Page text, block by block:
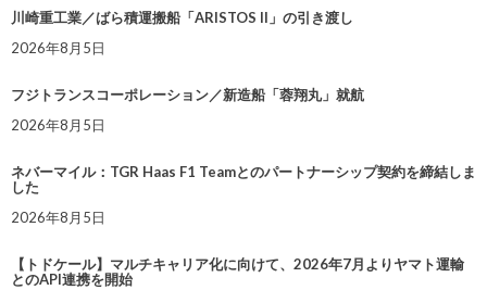
川崎重工業／ばら積運搬船「ARISTOS II」の引き渡し
2026年8月5日
フジトランスコーポレーション／新造船「蓉翔丸」就航
2026年8月5日
ネバーマイル：TGR Haas F1 Teamとのパートナーシップ契約を締結しま
した
2026年8月5日
【トドケール】マルチキャリア化に向けて、2026年7月よりヤマト運輸
とのAPI連携を開始